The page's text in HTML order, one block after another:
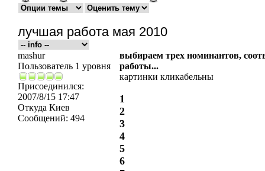
лучшая работа мая 2010
mashur
Пользователь 1 уровня
Присоединился:
2007/8/15 17:47
Откуда Киев
Сообщений: 494
выбираем трех номинантов,
работы...
картинки кликабельны
1
2
3
4
5
6